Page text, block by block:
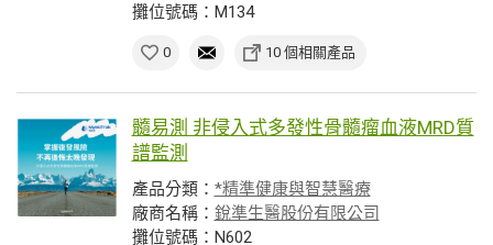
攤位號碼：M134
0 10 個相關產品
髓易測 非侵入式多發性骨髓瘤血液MRD質
譜監測
產品分類： *精準健康與智慧醫療
廠商名稱： 銳準生醫股份有限公司
攤位號碼：N602